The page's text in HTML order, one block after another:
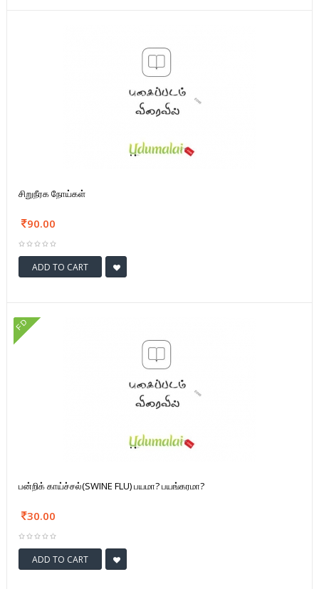
சிறுநீரக நோய்கள்
90.00
ADD TO CART
FD
பன்றிக் காய்ச்சல்(SWINE FLU) பயமா? பயங்கரமா?
30.00
ADD TO CART